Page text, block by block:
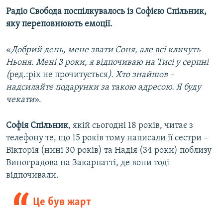
Радіо Свобода поспілкувалось із Софією Спільник,
яку переповнюють емоції.
«Добрий день, мене звати Соня, але всі кличуть
Ньоня. Мені 3 роки, я відпочиваю на Тисі у серпні
(ред.:рік не прочитується). Хто знайшов –
надсилайте подарунки за такою адресою. Я буду
чекати».
Софія Спільник, якій сьогодні 18 років, читає з
телефону те, що 15 років тому написали її сестри –
Вікторія (нині 30 років) та Надія (34 роки) поблизу
Виноградова на Закарпатті, де вони тоді
відпочивали.
Це був жарт